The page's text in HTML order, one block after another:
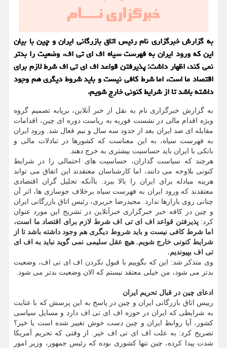
به گزارش خبرگزاری نام رئیس اتاق بازرگانی ایران و چین با بیان
این كه ورود ایران به فهرست سیاه اف ای تی اف، وضعیت را بدتر
نمی كند، اظهار داشت: پذیرفتن قواعد اف ای تی اف شرط لازم برای
اقتصاد ما است، اما شرط كافی نیست و باید شروط دیگری هم وجود
داشته باشد تا از شرایط كنونی خارج شویم.
به گزارش خبرگزاری نام به نقل از خبر آنلاین، برپایه تصمیم گروه
ویژه اقدام مالی در نشست فوریه به ریاست دوره ای چین، اقدامات
مقابله ای ضد ایران بعد از حدود سه سال و نیم فعال شد. ورود ایران
به فهرست سیاه، به این معناست كه كشورها در تبادلات مالی و
بانكی با ایران باید حساسیت بیشتری به خرج دهند.
هرچند كه سیاست گذاران، حساسیت های احتمالی را در شرایط
كنونی بلاوجه می دانند، اما كارشناسان معتقدند این اتفاق می تواند
هزینه مبادله برای ایران را بالا ببرد. باآنكه تحلیل گران اقتصادی
معتقدند كه ورود ایران به فهرست سیاه برخلاف جوسازی ها، اثر آن
چنانی روی بازارها ندارد. مجیدرضا حریری، رئیس اتاق بازرگانی ایران
و چین در كافه خبر خبرگزاری خبرآنلاین در تشریح این مورد عنوان
كرد:پذیرفتن قواعد اف ای تی اف شرط لازم برای اقتصاد ما است،
اما شرط كافی نیست و باید شروط دیگری هم وجود داشته باشد تا از
شرایط كنونی خارج شویم. هیچ عقل سلیمی نمی گوید نباید به اف ای
تی اف بپیوندیم.
وی متذكر شد: این كه بگوییم با قبول نكردن اف ای تی اف، وضعیت
بدتر می شود، من خیلی معتقد نیستم كه الان وضعیت بدتر می شود.
ادعای چین در قبال تحریم ایران
رییس اتاق بازرگانی ایران و چین در پاسخ به این پرسش كه با عنایت
به شرایطی كه ایران در حوزه اف ای تی اف دارد و مسایل سیاسی
كشور، آیا روابط ایران و چین دست خوش تغییر شده است یا خیر؟
تصریح كرد: به علت اف ای تی اف خیر. از وقتی كه تحریم آمریكا
شدت پیدا كرده، چین تنها كشوری بوده كه رئیس جمهور، وزیر امور